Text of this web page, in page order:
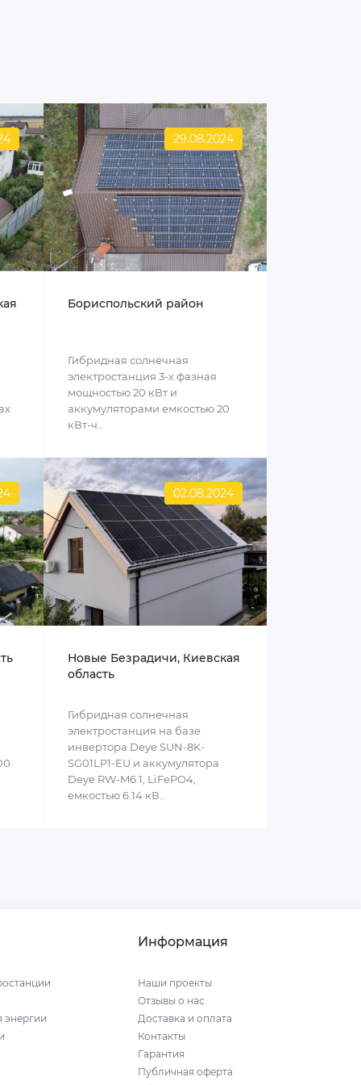
29.08.2024
Бориспольский район
Гибридная солнечная
электростанция 3-х фазная
мощностью 20 кВт и
аккумуляторами емкостью 20
кВт-ч..
02.08.2024
Новые Безрадичи, Киевская
область
Гибридная солнечная
электростанция на базе
инвертора Deye SUN-8K-
SG01LP1-EU и аккумулятора
Deye RW-M6.1, LiFePO4,
емкостью 6.14 кВ..
энергии
Информация
Наши проекты
Отзывы о нас
Доставка и оплата
Контакты
Гарантия
Публичная оферта